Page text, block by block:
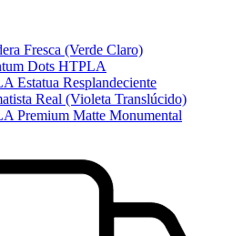
Fresca (Verde Claro)
Dots HTPLA
Estatua Resplandeciente
Real (Violeta Translúcido)
Premium Matte Monumental